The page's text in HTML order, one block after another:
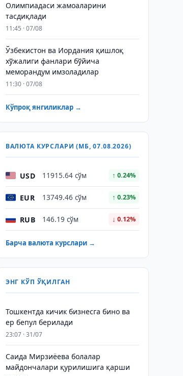
Олимпиадаси жамоаларини
тасдиқлади
11:45 · 07/08
Ўзбекистон ва Иордания қишлоқ
хўжалиги фанлари бўйича
меморандум имзоладилар
11:30 · 07/08
Кўпроқ янгиликлар →
ВАЛЮТА КУРСЛАРИ (МБ, 07.08.2026)
USD 11915.64 сўм ↑ 0.24%
EUR 13749.46 сўм ↑ 0.23%
RUB 146.19 сўм ↓ 0.12%
Барча валюта курслари →
ЭНГ КЎП ЎҚИЛГАН
Тошкентда кичик бизнесга бино ва
ер бепул берилади
23:07 · 31/07
Саида Мирзиёева болалар
майдончалари қурилишига қарши